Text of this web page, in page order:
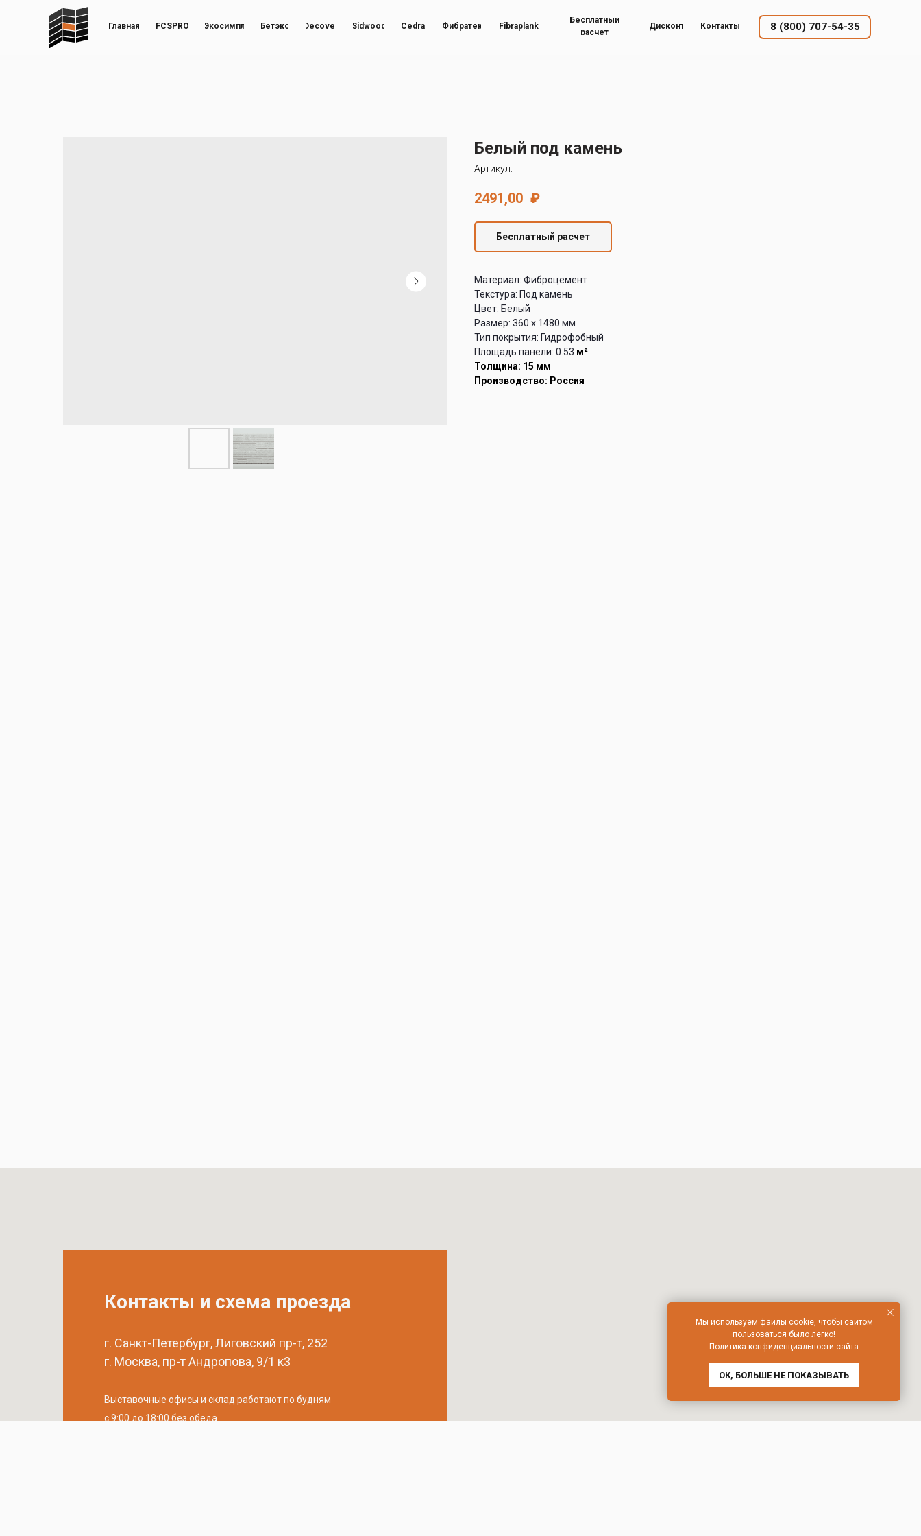
8 (800) 707-54-35
Главная FCSPRO Бетэко Decover Sidwood Cedral Фибратек
Бесплатный
расчет
Контакты
Дисконт
Экосимпл Fibraplank
Белый под камень
Артикул:
2491,00 ₽
Бесплатный расчет
Материал: Фиброцемент
Текстура: Под камень
Цвет: Белый
Размер: 360 х 1480 мм
Тип покрытия: Гидрофобный
Площадь панели: 0.53 м²
Толщина: 15 мм
Производство: Россия
Мы используем файлы cookie, чтобы сайтом
пользоваться было легко!
Политика конфиденциальности сайта
ОК, БОЛЬШЕ НЕ ПОКАЗЫВАТЬ
Контакты и схема проезда
г. Санкт-Петербург, Лиговский пр-т, 252
г. Москва, пр-т Андропова, 9/1 к3
Выставочные офисы и склад работают по будням
с 9:00 до 18:00 без обеда